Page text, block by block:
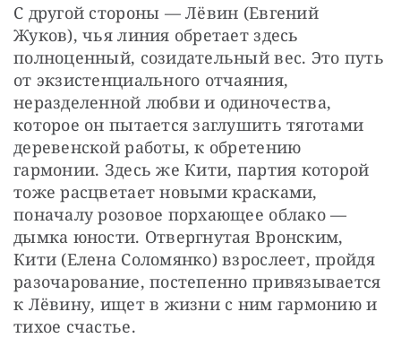
С другой стороны — Лёвин (Евгений
Жуков), чья линия обретает здесь
полноценный, созидательный вес. Это путь
от экзистенциального отчаяния,
неразделенной любви и одиночества,
которое он пытается заглушить тяготами
деревенской работы, к обретению
гармонии. Здесь же Кити, партия которой
тоже расцветает новыми красками,
поначалу розовое порхающее облако —
дымка юности. Отвергнутая Вронским,
Кити (Елена Соломянко) взрослеет, пройдя
разочарование, постепенно привязывается
к Лёвину, ищет в жизни с ним гармонию и
тихое счастье.